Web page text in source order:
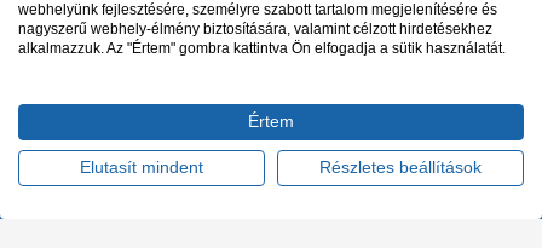
VÁSÁRLÓI INFORMÁCIÓK
Minden jog fenntartva. © Adatkezelés nyilvántartási száma NAIH-
Ügyfélszolgálat: +36 1 700 3500
webhelyünk fejlesztésére, személyre szabott tartalom megjelenítésére és
nagyszerű webhely-élmény biztosítására, valamint célzott hirdetésekhez
alkalmazzuk. Az "Értem" gombra kattintva Ön elfogadja a sütik használatát.
Értem
Elutasít mindent Részletes beállítások